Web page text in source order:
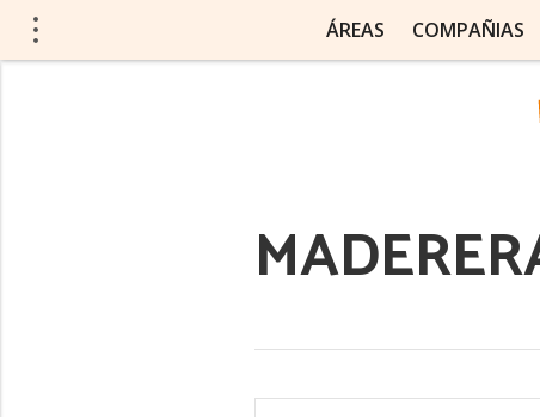
ÁREAS COMPAÑIAS